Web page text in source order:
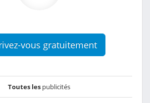
vous gratuitement
Toutes les publicités